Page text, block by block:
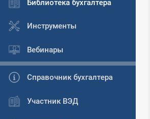
Библиотека бухгалтера
Инструменты
Вебинары
Справочник бухгалтера
Участник ВЭД